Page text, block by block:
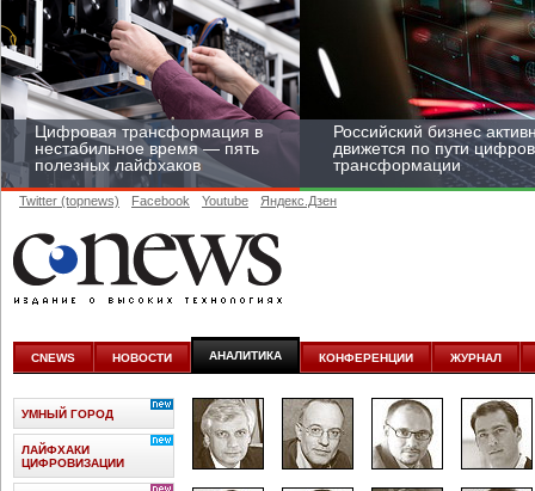
Цифровая трансформация в
нестабильное время — пять
полезных лайфхаков
Российский бизнес
движется по пути
трансформации
цифровизироваться со
скоростью крупных
корпораций
Twitter (topnews) Facebook Youtube Яндекс.Дзен
CNEWS НОВОСТИ АНАЛИТИКА КОНФЕРЕНЦИИ ЖУРНАЛ
УМНЫЙ ГОРОД
ЛАЙФХАКИ
ЦИФРОВИЗАЦИИ